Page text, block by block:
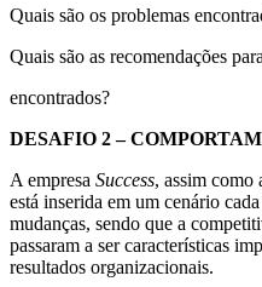
Quais são os problemas
Quais são as recomendações
encontrados?
DESAFIO 2 –
A empresa Success, assim como
está inserida em um cenário
mudanças, sendo que a
passaram a ser características
resultados organizacionais.